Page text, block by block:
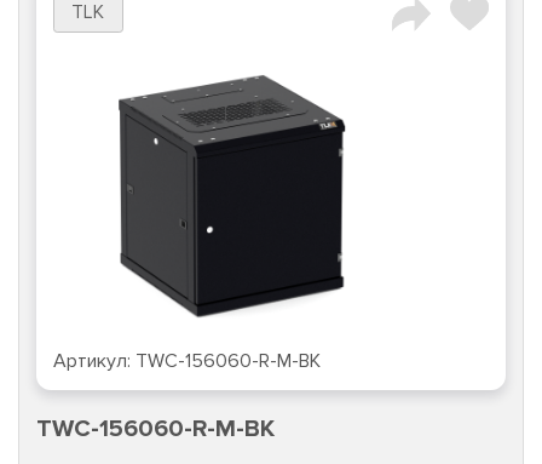
TLK
Артикул: TWC-156060-R-M-BK
TWC-156060-R-M-BK